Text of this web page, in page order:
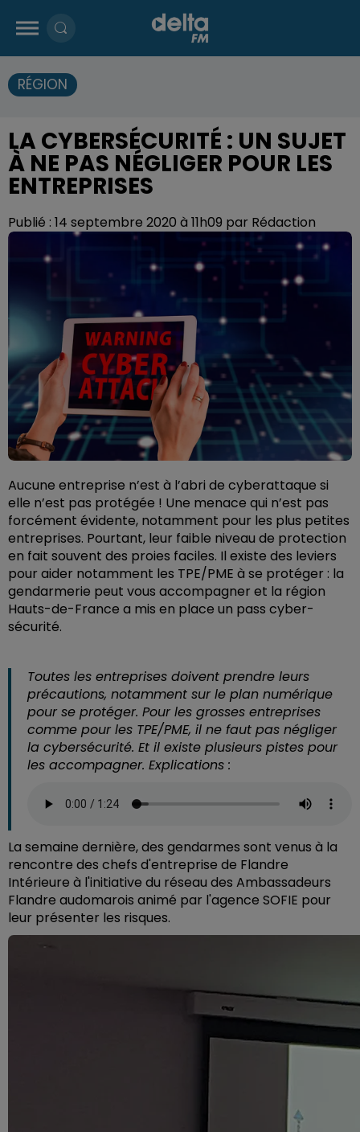
RÉGION
LA CYBERSÉCURITÉ : UN SUJET
À NE PAS NÉGLIGER POUR LES
ENTREPRISES
Publié : 14 septembre 2020 à 11h09 par Rédaction
Aucune entreprise n’est à l’abri de cyberattaque si
elle n’est pas protégée ! Une menace qui n’est pas
forcément évidente, notamment pour les plus petites
entreprises. Pourtant, leur faible niveau de protection
en fait souvent des proies faciles. Il existe des leviers
pour aider notamment les TPE/PME à se protéger : la
gendarmerie peut vous accompagner et la région
Hauts-de-France a mis en place un pass cyber-
sécurité.
Toutes les entreprises doivent prendre leurs
précautions, notamment sur le plan numérique
pour se protéger. Pour les grosses entreprises
comme pour les TPE/PME, il ne faut pas négliger
la cybersécurité. Et il existe plusieurs pistes pour
les accompagner. Explications :
La semaine dernière, des gendarmes sont venus à la
rencontre des chefs d'entreprise de Flandre
Intérieure à l'initiative du réseau des Ambassadeurs
Flandre audomarois animé par l'agence SOFIE pour
leur présenter les risques.